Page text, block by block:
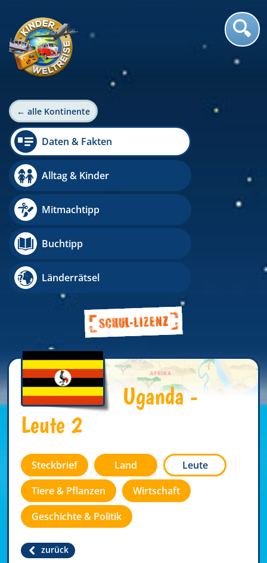
← alle Kontinente
Daten & Fakten
Alltag & Kinder
Mitmachtipp
Buchtipp
Länderrätsel
Uganda -
Leute 2
Steckbrief Land
Leute
Tiere & Pflanzen
Wirtschaft
Geschichte & Politik
zurück